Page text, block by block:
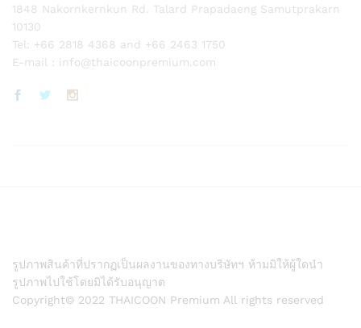
1848 Nakornkernkun Rd. Talard Prapadaeng Samutprakarn
10130
Tel: +66 2818 4368 and +66 2463 1750
E-mail : info@thaicoonpremium.com
รูปภาพสินค้าที่ปรากฏเป็นผลงานของทางบริษัทฯ ห้ามมิให้ผู้ใดนำ
รูปภาพไปใช้โดยมิได้รับอนุญาต
Copyright© 2022 THAICOON Premium All rights reserved